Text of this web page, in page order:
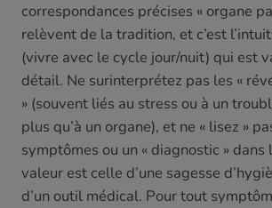
correspondances précises « organe
relèvent de la tradition, et c’est
(vivre avec le cycle jour/nuit) qui est
détail. Ne surinterprétez pas les «
» (souvent liés au stress ou à un
plus qu’à un organe), et ne « lisez »
symptômes ou un « diagnostic » dans
valeur est celle d’une sagesse
d’un outil médical. Pour tout